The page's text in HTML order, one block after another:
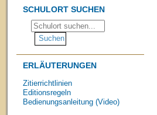
SCHULORT SUCHEN
ERLÄUTERUNGEN
Zitierrichtlinien
Editionsregeln
Bedienungsanleitung (Video)